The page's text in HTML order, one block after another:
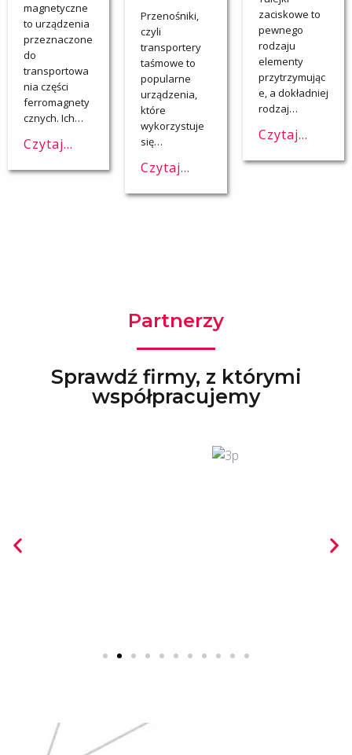
magnetyczne
to urządzenia
przeznaczone
do
transportowa
nia części
ferromagnety
cznych. Ich…
Czytaj...
Przenośniki,
czyli
transportery
taśmowe to
popularne
urządzenia,
które
wykorzystuje
się…
Czytaj...
zaciskowe to
pewnego
rodzaju
elementy
przytrzymując
e, a dokładniej
rodzaj…
Czytaj...
Partnerzy
Sprawdź firmy, z którymi
współpracujemy